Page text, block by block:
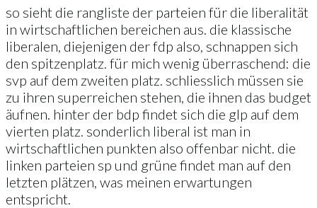
so sieht die rangliste der parteien für die liberalität
in wirtschaftlichen bereichen aus. die klassische
liberalen, diejenigen der fdp also, schnappen sich
den spitzenplatz. für mich wenig überraschend: die
svp auf dem zweiten platz. schliesslich müssen sie
zu ihren superreichen stehen, die ihnen das budget
äufnen. hinter der bdp findet sich die glp auf dem
vierten platz. sonderlich liberal ist man in
wirtschaftlichen punkten also offenbar nicht. die
linken parteien sp und grüne findet man auf den
letzten plätzen, was meinen erwartungen
entspricht.